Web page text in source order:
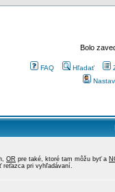
Bolo
FAQ Hľadať
OR pre také, ktoré tam môžu byť a
reťazca pri vyhľadávaní.